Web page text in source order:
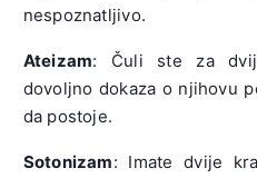
nespoznatljivo.
Ateizam: Čuli ste za
dovoljno dokaza o njihovu
da postoje.
Sotonizam: Imate dvije